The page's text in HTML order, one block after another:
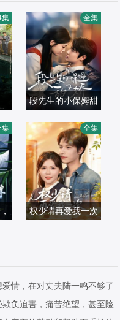
,
,
,
集
段先生的小保姆甜
国产剧
2026/中国大陆
全集
集
权少请再爱我一次
2026/中国大陆
全集
情，在对丈夫陆一鸣不够了
负迫害，痛苦绝望，甚至险